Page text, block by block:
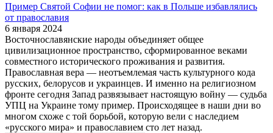
Пример Святой Софии не помог: как в Польше избавлялись
от православия
6 января 2024
Восточнославянские народы объединяет общее
цивилизационное пространство, сформированное веками
совместного исторического проживания и развития.
Православная вера — неотъемлемая часть культурного кода
русских, белорусов и украинцев. И именно на религиозном
фронте сегодня Запад развязывает настоящую войну — судьба
УПЦ на Украине тому пример. Происходящее в наши дни во
многом схоже с той борьбой, которую вели с наследием
«русского мира» и православием сто лет назад.